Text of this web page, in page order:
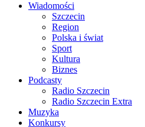
Wiadomości
Szczecin
Region
Polska i świat
Sport
Kultura
Biznes
Podcasty
Radio Szczecin
Radio Szczecin Extra
Muzyka
Konkursy